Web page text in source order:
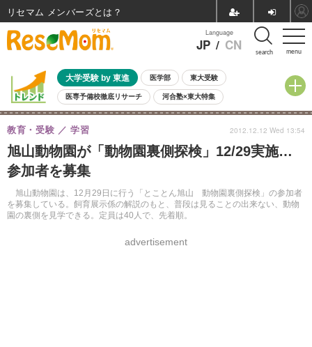
menu
Language
JP / CN search
大学受験 by 東進 医学部 東大受験
医専予備校徹底リサーチ 河合塾×東大特集
親子で考える大学選び 高校受験 中学受験 小学校受験
共通テスト 夏休み
8月開催イベント・WS 全国公立高校 過去問 人気記事
自由研究教材（小学生向け）
旭山動物園が「動物園裏側探検」12/29実施…
参加者を募集
旭山動物園は、12月29日に行う「とことん旭山 動物園裏側探検」の参加者
を募集している。飼育展示係の解説のもと、普段は見ることの出来ない、動物
園の裏側を見学できる。定員は40人で、先着順。
教育・受験 学習
advertisement
2012.12.12 Wed 13:54
リセマム メンバーズ